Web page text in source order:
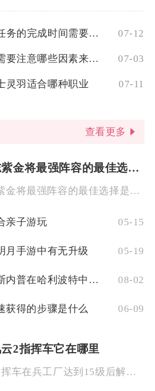
影之刃3时装任务的完成时间需要多久 07-12
少年三国志2需要注意哪些因素来选择魏国的推荐兵符 07-03
灵羽适合哪种职业 07-11
查看更多
少年三国志紫金将最强阵容的最佳选择是什么
少年三国志紫金将最强阵容的最佳选择是群雄紫金阵容，核心由吕布...
亲子游玩 05-15
月手游中有无升级 05-19
哈利波特魔法觉醒斯内普在哈利波特中的位置何在 08-02
获得的步骤是什么 06-09
2指挥车它在哪里
二战风云2指挥车在兵工厂达到15级后解锁生产，需10级陆军基...